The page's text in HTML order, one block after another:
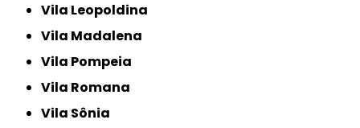
Vila Leopoldina
Vila Madalena
Vila Pompeia
Vila Romana
Vila Sônia